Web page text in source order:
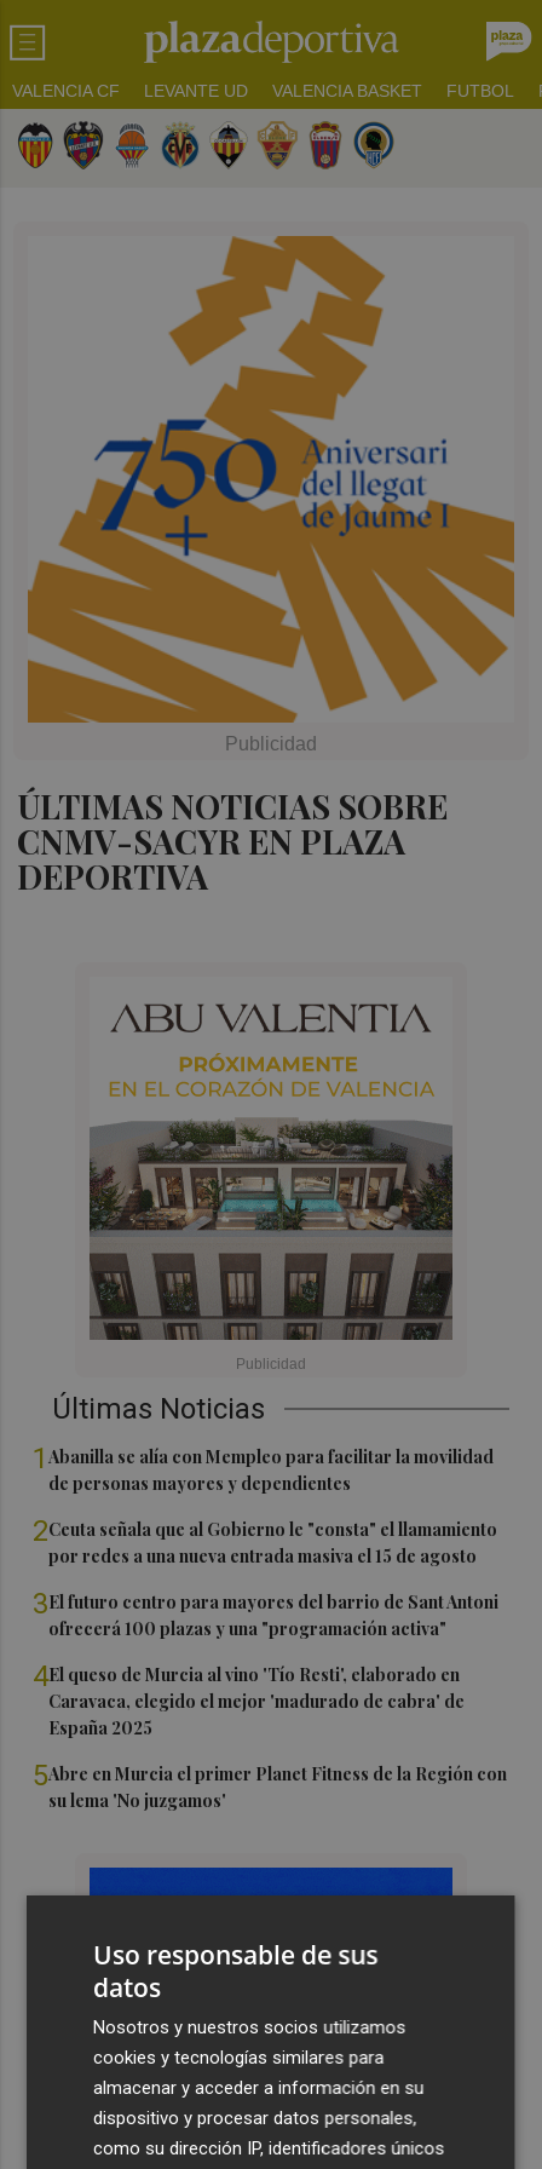
VALENCIA CF LEVANTE UD VALENCIA BASKET FUTBOL
ÚLTIMAS NOTICIAS SOBRE
CNMV-SACYR EN PLAZA
DEPORTIVA
Últimas Noticias
1Abanilla se alía con Mempleo para facilitar la movilidad
de personas mayores y dependientes
2Ceuta señala que al Gobierno le "consta" el llamamiento
por redes a una nueva entrada masiva el 15 de agosto
3El futuro centro para mayores del barrio de Sant Antoni
ofrecerá 100 plazas y una "programación activa"
4El queso de Murcia al vino 'Tío Resti', elaborado en
Caravaca, elegido el mejor 'madurado de cabra' de
España 2025
5Abre en Murcia el primer Planet Fitness de la Región con
su lema 'No juzgamos'
Uso responsable de sus
datos
Nosotros y nuestros socios utilizamos
cookies y tecnologías similares para
almacenar y acceder a información en su
dispositivo y procesar datos personales,
como su dirección IP, identificadores únicos